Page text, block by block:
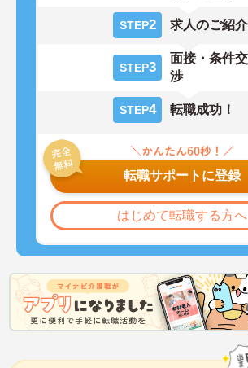
STEP2 求人のご紹介
STEP3
面接・条件交
渉
STEP4 転職成功！
転職サポートに登録
はじめて転職する方へ